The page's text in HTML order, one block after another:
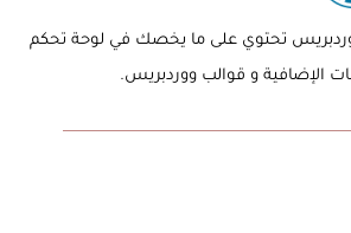
تحتوي على ما يخصك في لوحة تحكم
الإضافية و قوالب ووردبريس.